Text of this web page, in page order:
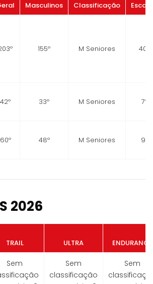
Masculinos Classificação
155º M Seniores 40º
42º 33º M Seniores 7º
60º 48º M Seniores 9º
2026
TRAIL ULTRA ENDURANCE
Sem
Sem
classificação
Sem